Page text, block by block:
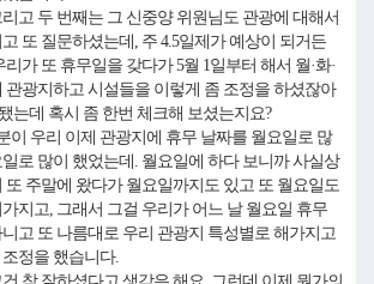
리고 두 번째는 그 신중양 위원님도 관광에 대해서
또 질문하셨는데, 주 4.5일제가 예상이 되거든
가 또 휴무일을 갖다가 5월 1일부터 해서 월·화·
관광지하고 시설들을 이렇게 좀 조정을 하셨잖아
는데 혹시 좀 한번 체크해 보셨는지요?
이 우리 이제 관광지에 휴무 날짜를 월요일로 많
로 많이 했었는데. 월요일에 하다 보니까 사실상
또 주말에 왔다가 월요일까지도 있고 또 월요일도
지고, 그래서 그걸 우리가 어느 날 월요일 휴무
고 또 나름대로 우리 관광지 특성별로 해가지고
정을 했습니다.